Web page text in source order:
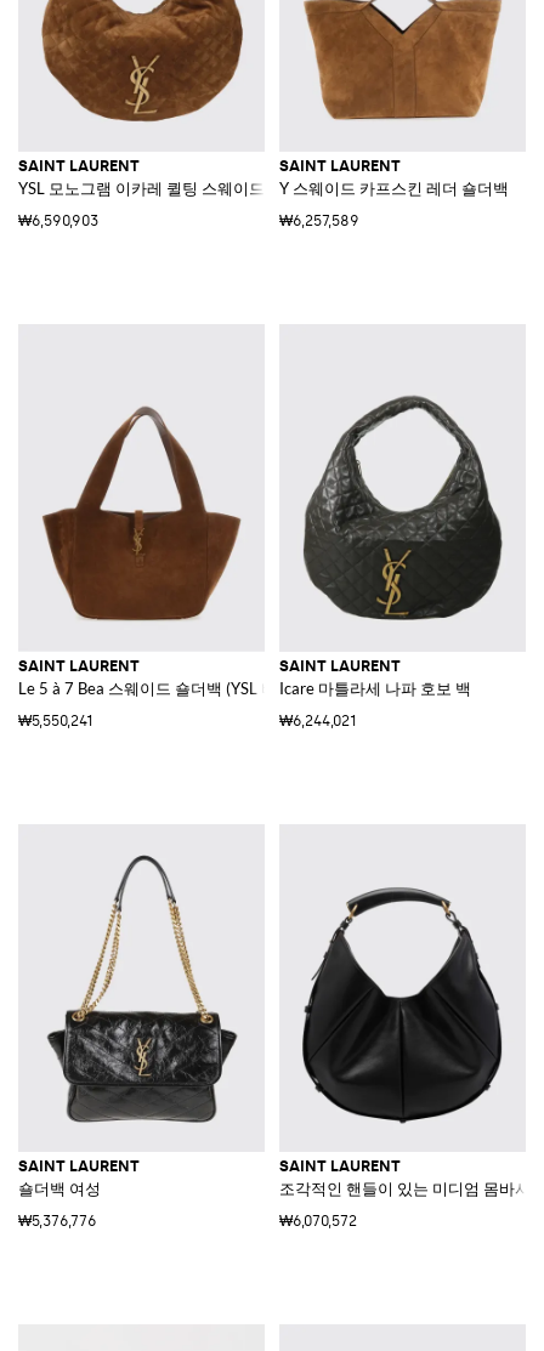
SAINT LAURENT
YSL 모노그램 이카레 퀼팅 스웨이드 숄더백
₩6,590,903
SAINT LAURENT
Y 스웨이드 카프스킨 레더 숄더백
₩6,257,589
SAINT LAURENT
Le 5 à 7 Bea 스웨이드 숄더백 (YSL 버클 포함)
₩5,550,241
SAINT LAURENT
Icare 마틀라세 나파 호보 백
₩6,244,021
SAINT LAURENT
숄더백 여성
₩5,376,776
SAINT LAURENT
조각적인 핸들이 있는 미디엄 몸바사
₩6,070,572